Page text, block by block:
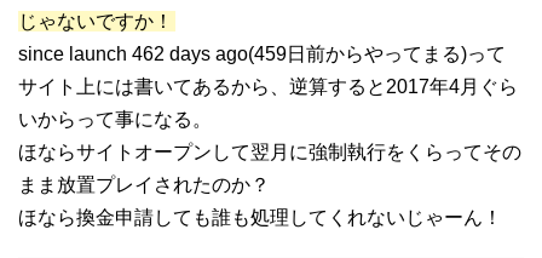
じゃないですか！
since launch 462 days ago(459日前からやってまる)って
サイト上には書いてあるから、逆算すると2017年4月ぐら
いからって事になる。
ほならサイトオープンして翌月に強制執行をくらってその
まま放置プレイされたのか？
ほなら換金申請しても誰も処理してくれないじゃーん！